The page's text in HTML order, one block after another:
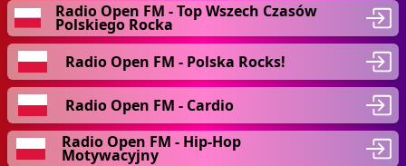
Radio Open FM - Top Wszech Czasów
Polskiego Rocka
Radio Open FM - Polska Rocks!
Radio Open FM - Cardio
Radio Open FM - Hip-Hop
Motywacyjny